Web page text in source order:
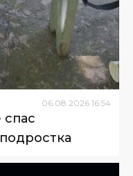
06.08.2026 16:54